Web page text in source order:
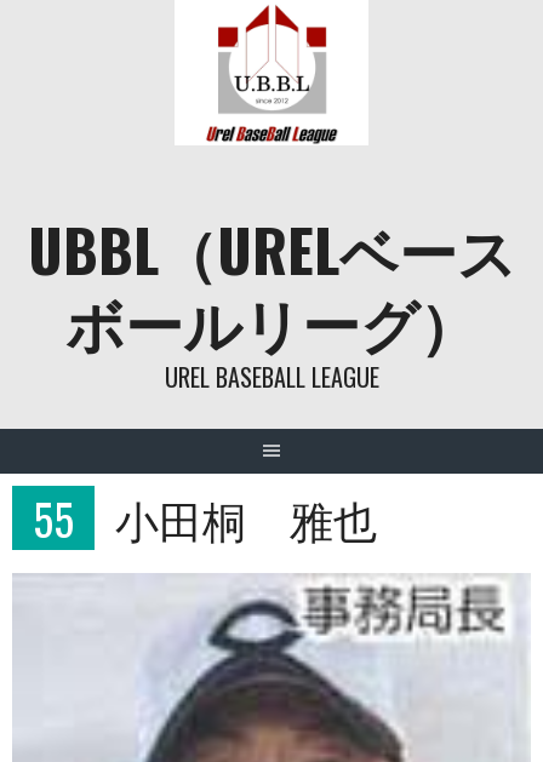
UBBL（URELベース
ボールリーグ）
UREL BASEBALL LEAGUE
55 小田桐 雅也